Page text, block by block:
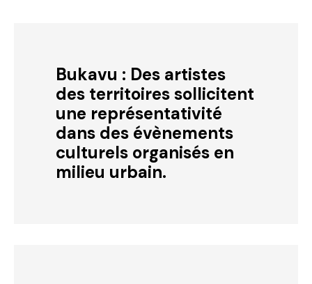
Bukavu : Des artistes
des territoires sollicitent
une représentativité
dans des évènements
culturels organisés en
milieu urbain.